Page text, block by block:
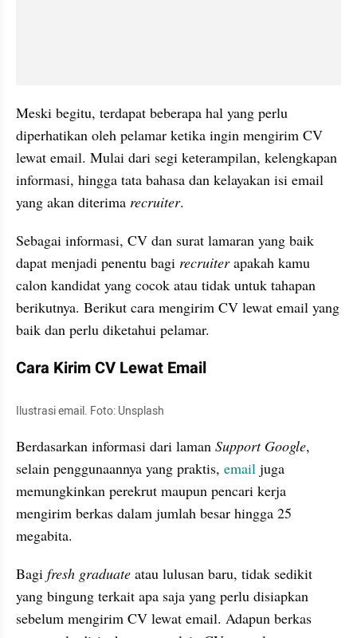
Meski begitu, terdapat beberapa hal yang perlu
diperhatikan oleh pelamar ketika ingin mengirim CV
lewat email. Mulai dari segi keterampilan, kelengkapan
informasi, hingga tata bahasa dan kelayakan isi email
yang akan diterima recruiter.
Sebagai informasi, CV dan surat lamaran yang baik
dapat menjadi penentu bagi recruiter apakah kamu
calon kandidat yang cocok atau tidak untuk tahapan
berikutnya. Berikut cara mengirim CV lewat email yang
baik dan perlu diketahui pelamar.
Cara Kirim CV Lewat Email
Ilustrasi email. Foto: Unsplash
Berdasarkan informasi dari laman Support Google,
selain penggunaannya yang praktis, email juga
memungkinkan perekrut maupun pencari kerja
mengirim berkas dalam jumlah besar hingga 25
megabita.
Bagi fresh graduate atau lulusan baru, tidak sedikit
yang bingung terkait apa saja yang perlu disiapkan
sebelum mengirim CV lewat email. Adapun berkas